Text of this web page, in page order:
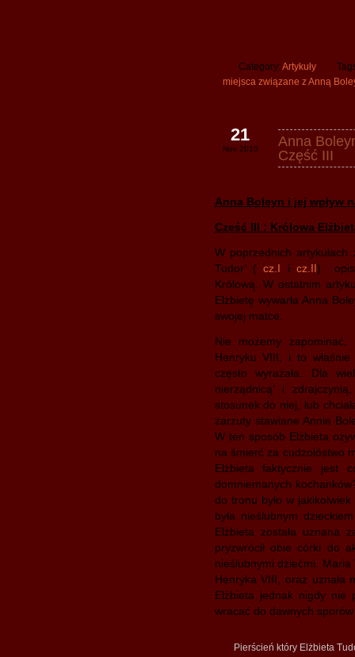
Category: Artykuły
miejsca związane z Anną
Anna
Część III
21
Nov 2010
Anna Boleyn i jej wpływ
Część III : Królowa
W poprzednich
Tudor’ (cz.I i cz.II)
Królową. W ostatnim
Elżbietę wywarła Anna
swojej matce.
Nie możemy
Henryku VIII, i to
często wyrażała. Dla
nierządnicą’ i
stosunek do niej, lub
zarzuty stawiane Annie
W ten sposób Elżbieta
na śmierć za cudzołóstwo
Elżbieta faktycznie jest
domniemanych
do tronu było w
była nieślubnym
Elżbieta została uznana
pryzwrócił obie córki do
nieślubnymi dziećmi.
Henryka VIII, oraz uznała
Elżbieta jednak nigdy nie
wracać do dawnych
Pierścień który Elżbieta